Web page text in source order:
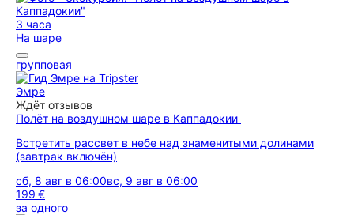
3 часа
На шаре
групповая
Эмре
Ждёт отзывов
Полёт на воздушном шаре в Каппадокии
Встретить рассвет в небе над знаменитыми долинами
(завтрак включён)
сб, 8 авг в 06:00вс, 9 авг в 06:00
199 €
за одного